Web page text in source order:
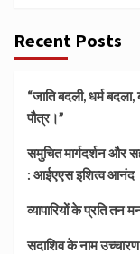
Recent Posts
“जाति बदली, धर्म
पौत्र।”
समुचित मार्गदर्शन और
: आईएएस इशित्व आनंद
व्यापारियों के प्रति
सदाशिव के नाम